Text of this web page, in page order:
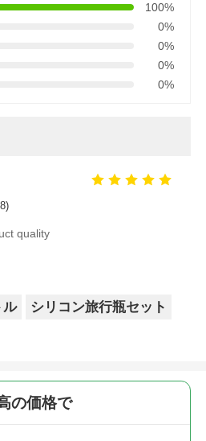
100%
0%
0%
0%
0%
quality
ル
シリコン旅行瓶セット
の価格で